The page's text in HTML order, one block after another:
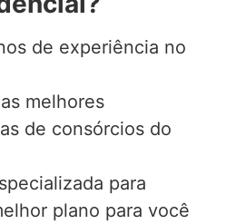
de experiência no
melhores
de consórcios do
para
plano para você